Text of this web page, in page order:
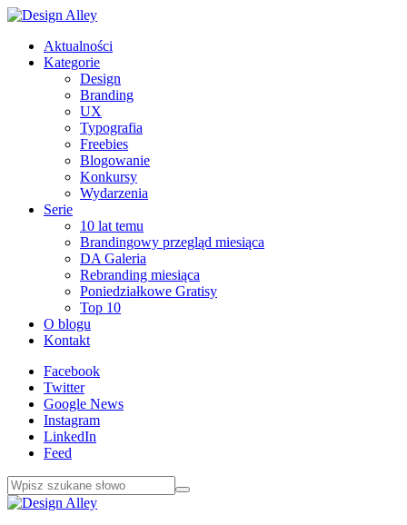
Aktualności
Kategorie
Design
Branding
UX
Typografia
Freebies
Blogowanie
Konkursy
Wydarzenia
Serie
10 lat temu
Brandingowy przegląd miesiąca
DA Galeria
Rebranding miesiąca
Poniedziałkowe Gratisy
Top 10
O blogu
Kontakt
Facebook
Twitter
Google News
Instagram
LinkedIn
Feed